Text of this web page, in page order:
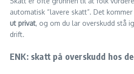
automatisk “lavere skatt”. Det kommer
ut privat, og om du lar overskudd stå
drift.
ENK: skatt på overskudd hos